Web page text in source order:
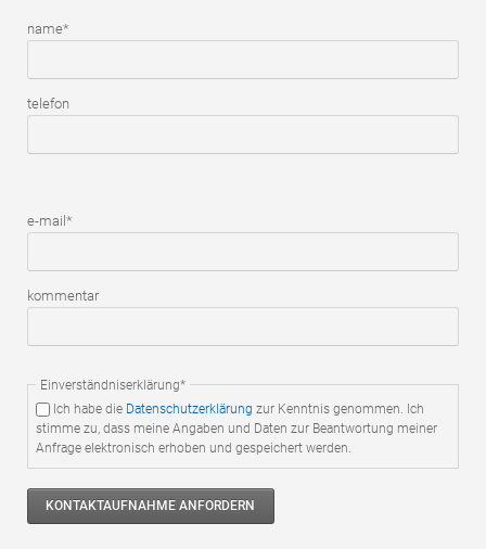
Pflichtfeld
name*
telefon
Pflichtfeld
e-mail*
kommentar
Pflichtfeld
Einverständniserklärung*
Ich habe die Datenschutzerklärung zur Kenntnis genommen. Ich
stimme zu, dass meine Angaben und Daten zur Beantwortung meiner
Anfrage elektronisch erhoben und gespeichert werden.
KONTAKTAUFNAHME ANFORDERN